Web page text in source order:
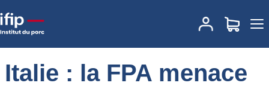
Accueil Actualités des marchés
Italie : la FPA
menace le jambon de Parme
Italie : la FPA menace